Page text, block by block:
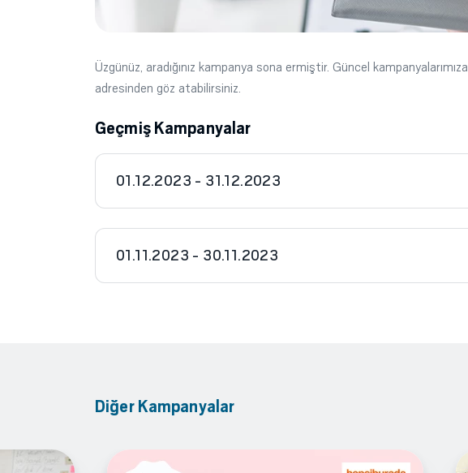
Üzgünüz, aradığınız kampanya sona ermiştir. Güncel kampanyalarımıza
adresinden göz atabilirsiniz.
Geçmiş Kampanyalar
01.12.2023 - 31.12.2023
01.11.2023 - 30.11.2023
Diğer Kampanyalar